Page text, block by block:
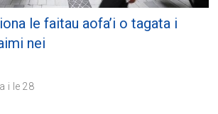
le faitau aofa’i o tagata i
nei
i le 28